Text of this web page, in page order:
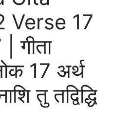
Verse 17
गीता
17 अर्थ
तु तद्विद्धि